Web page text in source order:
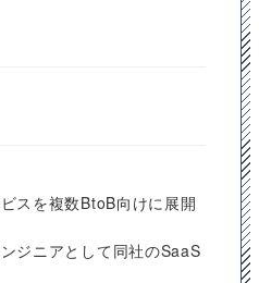
スを複数BtoB向けに展開
ジニアとして同社のSaaS